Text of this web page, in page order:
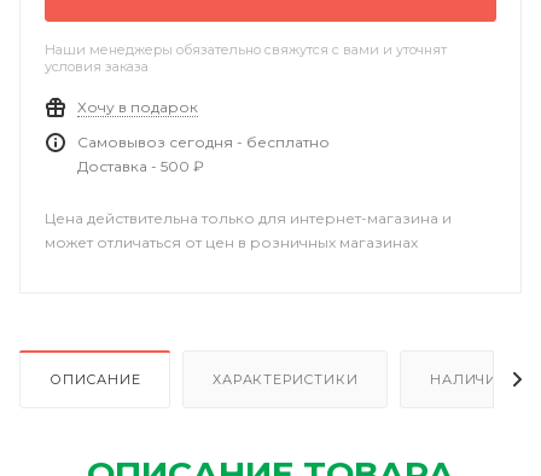
Наши менеджеры обязательно свяжутся с вами и уточнят
условия заказа
Хочу в подарок
Самовывоз сегодня - бесплатно
Доставка - 500 ₽
Цена действительна только для интернет-магазина и
может отличаться от цен в розничных магазинах
ОПИСАНИЕ ХАРАКТЕРИСТИКИ НАЛИЧИЕ В